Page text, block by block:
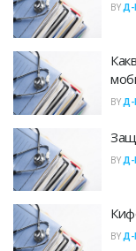
BY Д-
BY Д-
BY Д-
BY Д-